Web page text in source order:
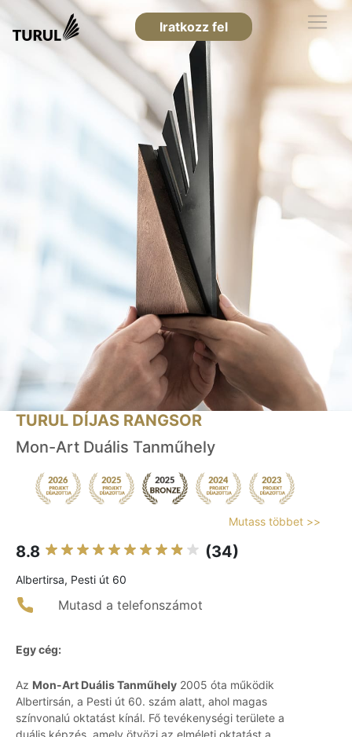
Iratkozz fel
TURUL DÍJAS RANGSOR
Mon-Art Duális Tanműhely
Mutass többet >>
8.8 (34)
Albertirsa, Pesti út 60
Mutasd a telefonszámot
Egy cég:
Az Mon-Art Duális Tanműhely 2005 óta működik
Albertirsán, a Pesti út 60. szám alatt, ahol magas
színvonalú oktatást kínál. Fő tevékenységi területe a
duális képzés, amely ötvözi az elméleti oktatást a